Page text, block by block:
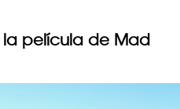
película de Mad